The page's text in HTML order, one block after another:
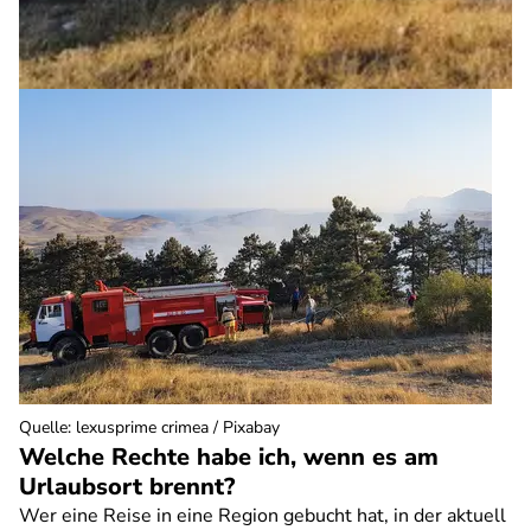
Welche Rechte habe ich, wenn es am
Urlaubsort brennt?
Wer eine Reise in eine Region gebucht hat, in der aktuell
Quelle: lexusprime crimea / Pixabay